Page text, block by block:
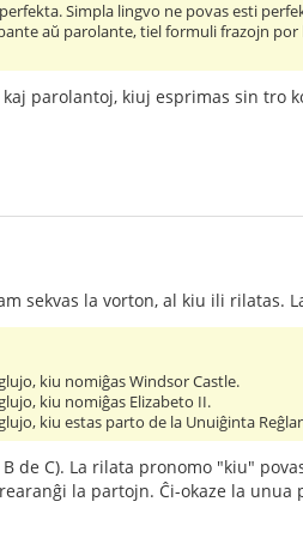
Simpla lingvo ne povas esti
aŭ parolante, tiel formuli frazojn
parolantoj, kiuj esprimas sin tro
sekvas la vorton, al kiu ili rilatas.
kiu nomiĝas Windsor Castle.
kiu nomiĝas Elizabeto II.
kiu estas parto de la Unuiĝinta
de C). La rilata pronomo "kiu"
la partojn. Ĉi-okaze la